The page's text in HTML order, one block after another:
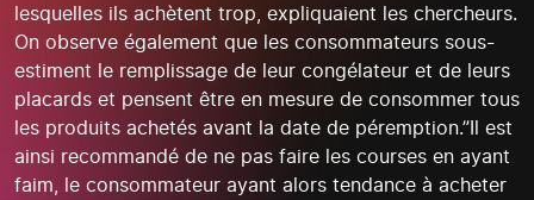
lesquelles ils achètent trop, expliquaient les chercheurs.
On observe également que les consommateurs sous-
estiment le remplissage de leur congélateur et de leurs
placards et pensent être en mesure de consommer tous
les produits achetés avant la date de péremption.”Il est
ainsi recommandé de ne pas faire les courses en ayant
faim, le consommateur ayant alors tendance à acheter